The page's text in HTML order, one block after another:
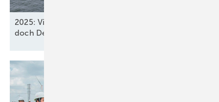
2025: Vier neue Meereswindparks stöpseln ein,
doch Deutschland verfehlt